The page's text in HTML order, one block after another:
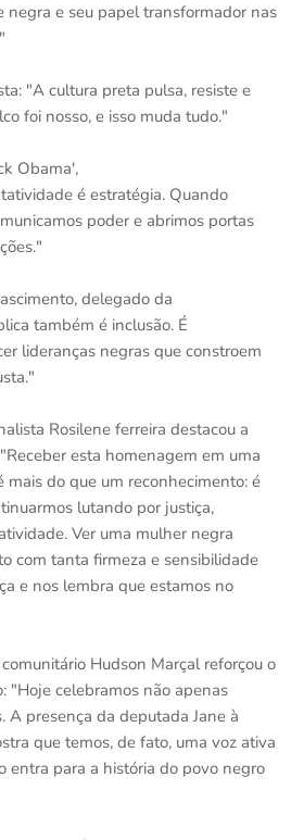
negra e seu papel transformador nas
"A cultura preta pulsa, resiste e
foi nosso, e isso muda tudo."
Obama',
é estratégia. Quando
poder e abrimos portas
delegado da
também é inclusão. É
lideranças negras que constroem
Rosilene ferreira destacou a
esta homenagem em uma
mais do que um reconhecimento: é
lutando por justiça,
Ver uma mulher negra
com tanta firmeza e sensibilidade
e nos lembra que estamos no
Hudson Marçal reforçou o
"Hoje celebramos não apenas
A presença da deputada Jane à
que temos, de fato, uma voz ativa
entra para a história do povo negro